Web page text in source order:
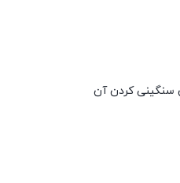
سنگینی کردن آن